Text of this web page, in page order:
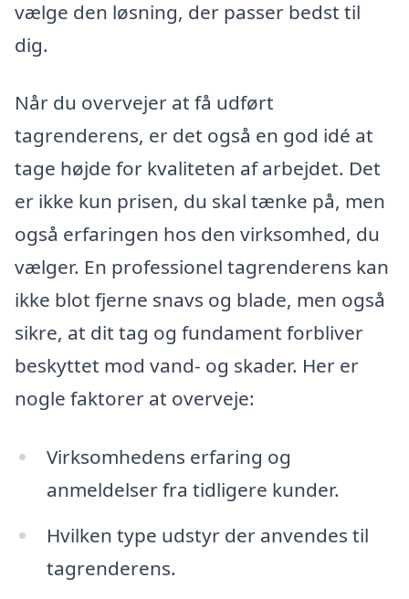
vælge den løsning, der passer bedst til
dig.
Når du overvejer at få udført
tagrenderens, er det også en god idé at
tage højde for kvaliteten af arbejdet. Det
er ikke kun prisen, du skal tænke på, men
også erfaringen hos den virksomhed, du
vælger. En professionel tagrenderens kan
ikke blot fjerne snavs og blade, men også
sikre, at dit tag og fundament forbliver
beskyttet mod vand- og skader. Her er
nogle faktorer at overveje:
Virksomhedens erfaring og
anmeldelser fra tidligere kunder.
Hvilken type udstyr der anvendes til
tagrenderens.